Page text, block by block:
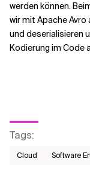
werden können.
wir mit Apache Avro
und deserialisieren
Kodierung im Code
Tags:
Cloud Software